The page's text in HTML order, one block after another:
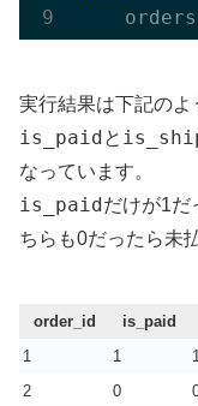
実行結果は下記のよ
is_paidと
なっています。
is_paidだけが1だ
ちらも0だったら未
order_id is_paid
1
1 1
2
0